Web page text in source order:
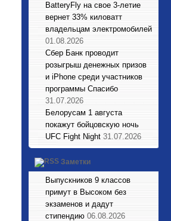
BatteryFly на свое 3-летие
вернет 33% киловатт
владельцам электромобилей
01.08.2026
Сбер Банк проводит
розыгрыш денежных призов
и iPhone среди участников
программы Спасибо
31.07.2026
Белорусам 1 августа
покажут бойцовскую ночь
UFC Fight Night 31.07.2026
Заметки
Выпускников 9 классов
примут в Высоком без
экзаменов и дадут
стипендию 06.08.2026